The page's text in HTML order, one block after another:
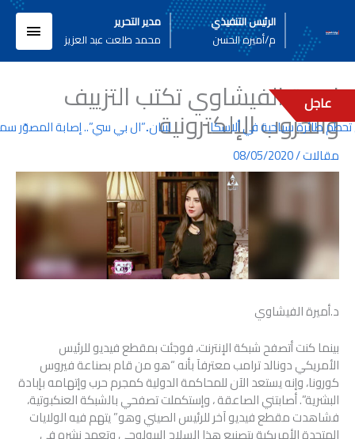
المحتوى
الرئيس التنفيذي
م/أميره الحسن
مدير التحرير
محمد طلعت عبد العزيز
عاجل
لبنان..”ال بي سي”.. إصابة المصوّر
اميرة الفيشاوي تكتب التزييف
والحروب الإلكترونية
مقالات/
08/05/2020
د.أميرة الفيشاوي
بينما كنت أتصفح شبكة الإنترنت، فوجئت بمقطع فيديو للرئيس
الأمريكي دونالد ترامب معترفآ بأنه “هو من قام بصناعة فيروس
كورونا، وإنه يستعد الآن للمحاكمة الدولية كمجرم حرب وإتهامه بإبادة
البشرية”. أصابتني الصاعقة ، وإستكملت تصفحي بالشبكة العنكبوتية،
فشاهدت مقطع فيديو آخر للرئيس الصيني وهو” يتهم فيه الولايات